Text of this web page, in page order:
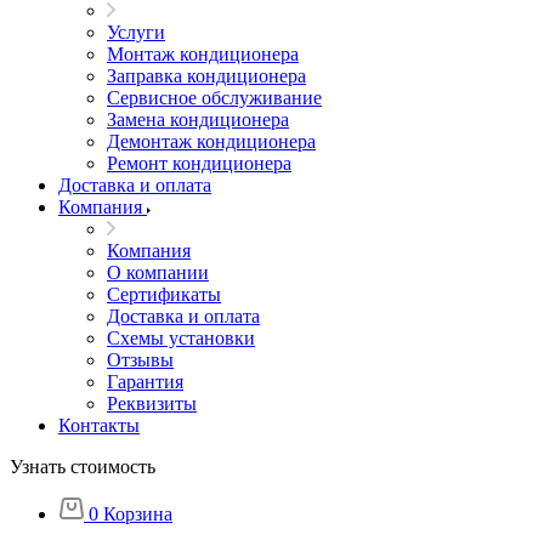
Услуги
Монтаж кондиционера
Заправка кондиционера
Сервисное обслуживание
Замена кондиционера
Демонтаж кондиционера
Ремонт кондиционера
Доставка и оплата
Компания
Компания
О компании
Сертификаты
Доставка и оплата
Схемы установки
Отзывы
Гарантия
Реквизиты
Контакты
Узнать стоимость
0 Корзина